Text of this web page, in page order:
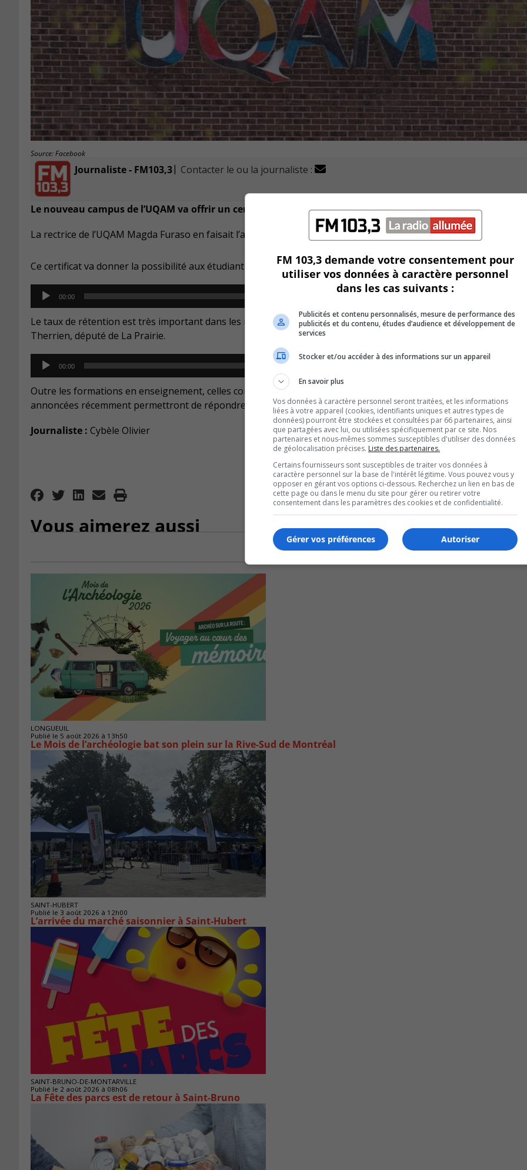
Source: Facebook
Journaliste - FM103,3| Contacter le ou la journaliste :
Le nouveau campus de l’UQAM va offrir un certificat à la petite enfance dès cet automne à Saint-Constant.
La rectrice de l’UQAM Magda Furaso en faisait l’annonce mercredi.
Ce certificat va donner la possibilité aux étudiants de rester dans leur milieu de vie pour pratiquer leur profession.
Audio
Player
00:00
Le taux de rétention est très important dans les régions qui offrent de l’enseignement supérieur expliquait Alain
Therrien, député de La Prairie.
Audio
Player
00:00
Outre les formations en enseignement, celles concernant les secteurs de l’agroalimentaire et de l’environnement
annoncées récemment permettront de répondre à des problématiques sur le territoire.
Journaliste : Cybèle Olivier
Vous aimerez aussi
LONGUEUIL
Publié le 5 août 2026 à 13h50
Le Mois de l’archéologie bat son plein sur la Rive-Sud de Montréal
SAINT-HUBERT
Publié le 3 août 2026 à 12h00
L’arrivée du marché saisonnier à Saint-Hubert
SAINT-BRUNO-DE-MONTARVILLE
Publié le 2 août 2026 à 08h06
La Fête des parcs est de retour à Saint-Bruno
FM 103,3 demande votre consentement pour
utiliser vos données à caractère personnel
dans les cas suivants :
Publicités et contenu personnalisés, mesure de performance des
publicités et du contenu, études d’audience et développement de
services
Stocker et/ou accéder à des informations sur un appareil
En savoir plus
Vos données à caractère personnel seront traitées, et les informations
liées à votre appareil (cookies, identifiants uniques et autres types de
données) pourront être stockées et consultées par 66 partenaires, ainsi
que partagées avec lui, ou utilisées spécifiquement par ce site. Nos
partenaires et nous-mêmes sommes susceptibles d'utiliser des données
de géolocalisation précises. Liste des partenaires.
Certains fournisseurs sont susceptibles de traiter vos données à
caractère personnel sur la base de l'intérêt légitime. Vous pouvez vous y
opposer en gérant vos options ci-dessous. Recherchez un lien en bas de
cette page ou dans le menu du site pour gérer ou retirer votre
consentement dans les paramètres des cookies et de confidentialité.
Autoriser
Gérer vos préférences